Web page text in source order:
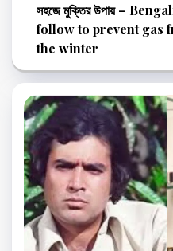
সহজে মুক্তির উপায় –
follow to prevent gas
the winter